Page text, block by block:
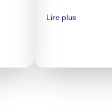
Lire plus